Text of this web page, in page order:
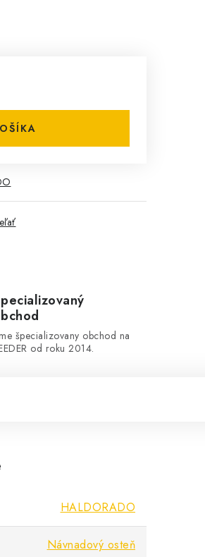
špecializovany obchod na
od roku 2014.
HALDORADO
Návnadový osteň